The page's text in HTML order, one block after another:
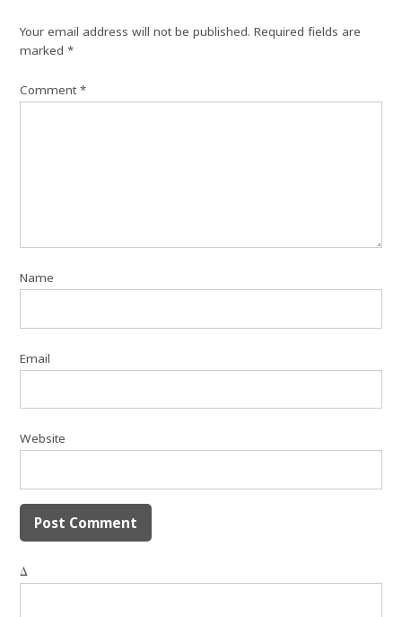
Your email address will not be published. Required fields are
marked*
Comment*
Name
Email
Website
Δ